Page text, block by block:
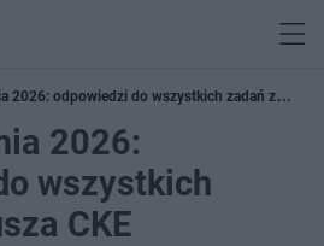
2026: odpowiedzi do wszystkich zadań z
2026:
wszystkich
CKE